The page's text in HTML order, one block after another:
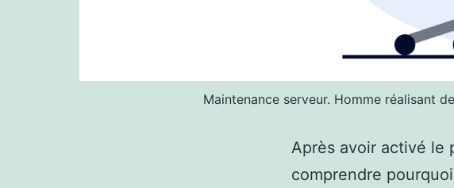
Maintenance serveur. Homme réalisant
Après avoir activé le
comprendre